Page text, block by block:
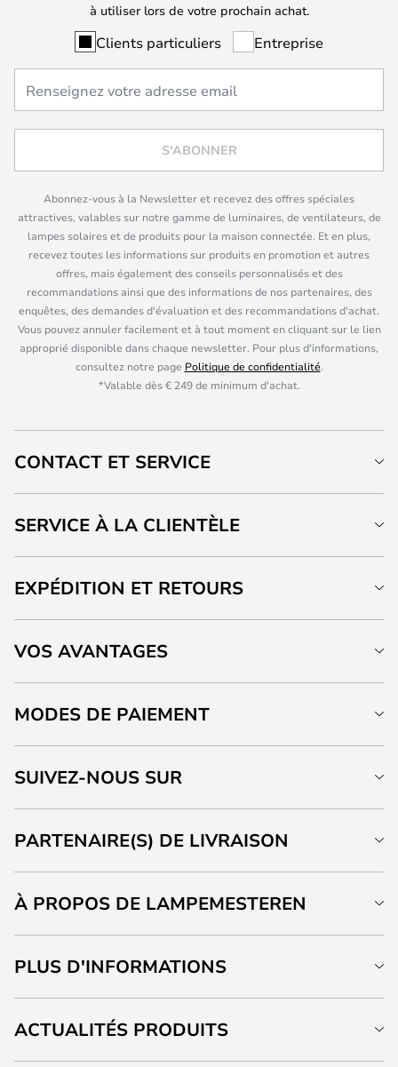
à utiliser lors de votre prochain achat.
Clients particuliers Entreprise
S'ABONNER
Abonnez-vous à la Newsletter et recevez des offres spéciales
attractives, valables sur notre gamme de luminaires, de ventilateurs, de
lampes solaires et de produits pour la maison connectée. Et en plus,
recevez toutes les informations sur produits en promotion et autres
offres, mais également des conseils personnalisés et des
recommandations ainsi que des informations de nos partenaires, des
enquêtes, des demandes d'évaluation et des recommandations d'achat.
Vous pouvez annuler facilement et à tout moment en cliquant sur le lien
approprié disponible dans chaque newsletter. Pour plus d'informations,
consultez notre page Politique de confidentialité.
*Valable dès € 249 de minimum d'achat.
CONTACT ET SERVICE
SERVICE À LA CLIENTÈLE
EXPÉDITION ET RETOURS
VOS AVANTAGES
MODES DE PAIEMENT
SUIVEZ-NOUS SUR
PARTENAIRE(S) DE LIVRAISON
À PROPOS DE LAMPEMESTEREN
PLUS D'INFORMATIONS
ACTUALITÉS PRODUITS